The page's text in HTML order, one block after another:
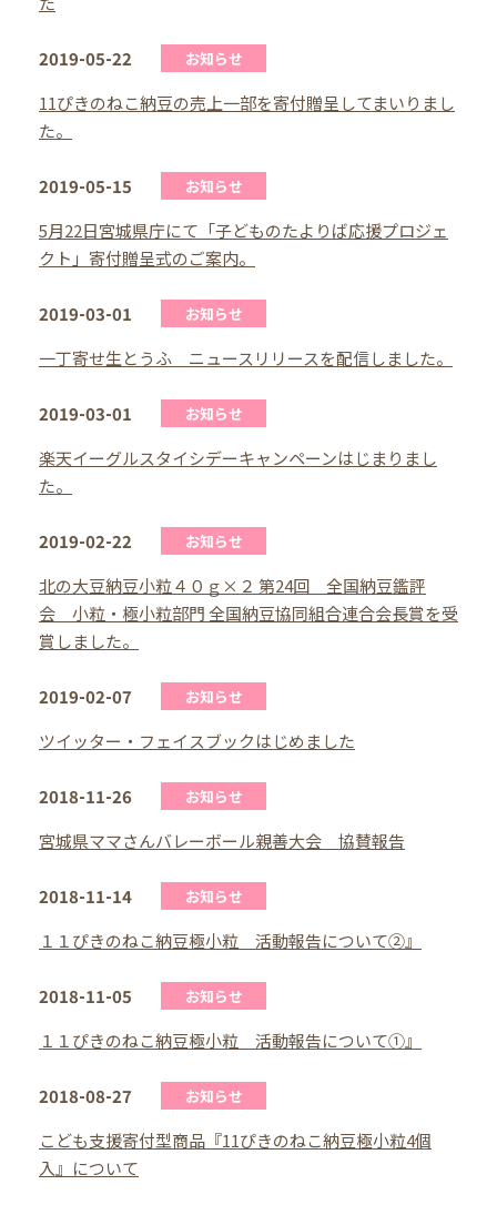
2019-05-22 お知らせ
11ぴきのねこ納豆の売上一部を寄付贈呈してまいりまし
た。
2019-05-15 お知らせ
5月22日宮城県庁にて「子どものたよりば応援プロジェ
クト」寄付贈呈式のご案内。
2019-03-01 お知らせ
一丁寄せ生とうふ ニュースリリースを配信しました。
2019-03-01 お知らせ
楽天イーグルスタイシデーキャンペーンはじまりまし
た。
2019-02-22 お知らせ
北の大豆納豆小粒４０ｇ×２ 第24回 全国納豆鑑評
会 小粒・極小粒部門 全国納豆協同組合連合会長賞を受
賞しました。
2019-02-07 お知らせ
ツイッター・フェイスブックはじめました
2018-11-26 お知らせ
宮城県ママさんバレーボール親善大会 協賛報告
2018-11-14 お知らせ
１１ぴきのねこ納豆極小粒 活動報告について②』
2018-11-05 お知らせ
１１ぴきのねこ納豆極小粒 活動報告について①』
2018-08-27 お知らせ
こども支援寄付型商品『11ぴきのねこ納豆極小粒4個
入』について